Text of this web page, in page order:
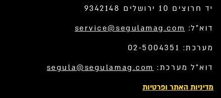
יד חרוצים 10 ירושלים 9342148
דוא”ל: service@segulamag.com
מערכת: 02-5004351
דוא”ל מערכת: segula@segulamag.com
מדיניות האתר ופרטיות